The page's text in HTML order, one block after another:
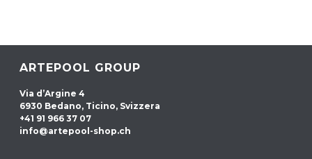
ARTEPOOL GROUP
Via d’Argine 4
6930 Bedano, Ticino, Svizzera
+41 91 966 37 07
info@artepool-shop.ch